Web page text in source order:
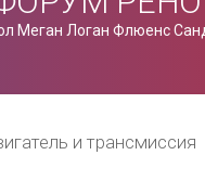
Меган Логан Флюенс
и трансмиссия